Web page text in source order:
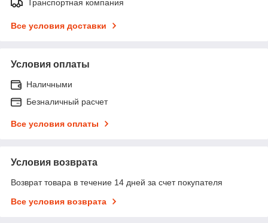
Транспортная компания
Все условия доставки
Условия оплаты
Наличными
Безналичный расчет
Все условия оплаты
Условия возврата
Возврат товара в течение 14 дней за счет покупателя
Все условия возврата